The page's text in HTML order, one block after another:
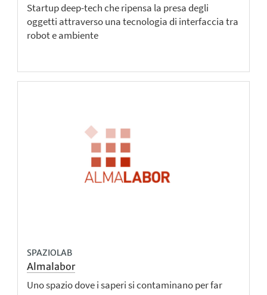
Startup deep-tech che ripensa la presa degli
oggetti attraverso una tecnologia di interfaccia tra
robot e ambiente
SPAZIOLAB
Almalabor
Uno spazio dove i saperi si contaminano per far